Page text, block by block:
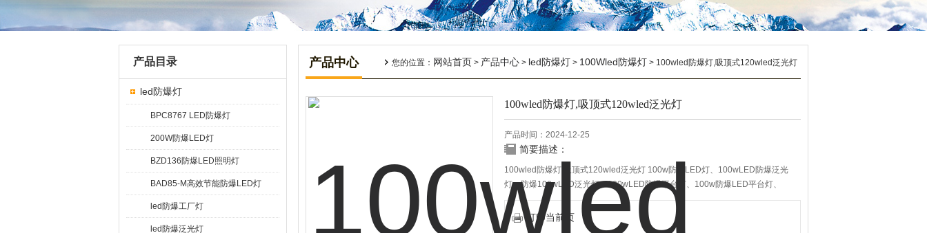
产品目录
led防爆灯
BPC8767 LED防爆灯
200W防爆LED灯
BZD136防爆LED照明灯
BAD85-M高效节能防爆LED灯
led防爆工厂灯
led防爆泛光灯
产品中心 您的位置： 网站首页 > 产品中心 > led防爆灯 > 100Wled防爆灯 > 100wled防爆灯,吸顶式120wled泛光灯
100wled防爆灯,吸顶式120wled泛光灯
产品时间：2024-12-25
简要描述：
100wled防爆灯,吸顶式120wled泛光灯 100w防爆LED灯、100wLED防爆泛光
灯、防爆100wLED泛光灯、100wLED防爆平台灯、100w防爆LED平台灯、
100wLED防爆投光灯、100w防爆LED投光灯、100wLED防爆路灯、120w防爆
LED路灯，加油站100Wled防爆灯，100W防爆LED灯价格
打印当前页